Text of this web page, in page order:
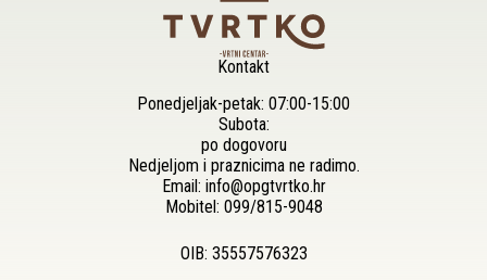
Kontakt
Ponedjeljak-petak: 07:00-15:00
Subota:
po dogovoru
Nedjeljom i praznicima ne radimo.
Email: info@opgtvrtko.hr
Mobitel: 099/815-9048
OIB: 35557576323